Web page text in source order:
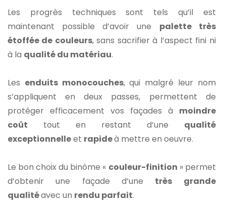
Les progrès techniques sont tels qu’il est
maintenant possible d’avoir une palette très
étoffée de couleurs, sans sacrifier à l’aspect fini ni
à la qualité du matériau.
Les enduits monocouches, qui malgré leur nom
s’appliquent en deux passes, permettent de
protéger efficacement vos façades à moindre
coût tout en restant d’une qualité
exceptionnelleet rapideà mettre en oeuvre.
Le bon choix du binôme « couleur-finition » permet
d’obtenir une façade d’une très grande
qualitéavec un rendu parfait.